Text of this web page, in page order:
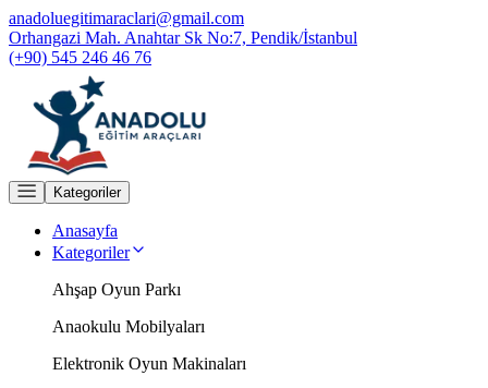
anadoluegitimaraclari@gmail.com
Orhangazi Mah. Anahtar Sk No:7, Pendik/İstanbul
(+90) 545 246 46 76
Kategoriler
Anasayfa
Kategoriler
Ahşap Oyun Parkı
Anaokulu Mobilyaları
Elektronik Oyun Makinaları